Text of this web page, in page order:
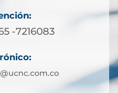
-7216083